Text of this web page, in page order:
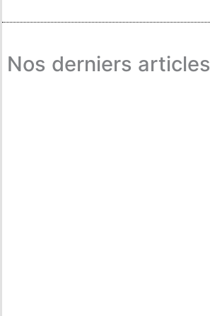
Nos derniers articles